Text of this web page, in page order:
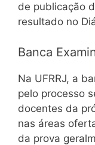
de publicação
resultado no
Banca
Na UFRRJ, a
pelo processo
docentes da
nas áreas
da prova